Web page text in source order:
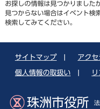
お探しの情報は見つかりました
見つからない場合はイベント検
検索してみてください。
サイトマップ アク
個人情報の取扱い
珠洲市役所